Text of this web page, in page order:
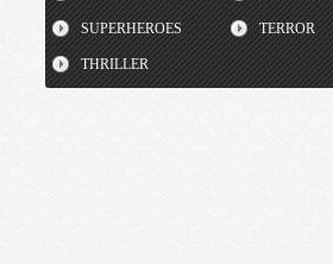
SUPERHEROES TERROR
THRILLER